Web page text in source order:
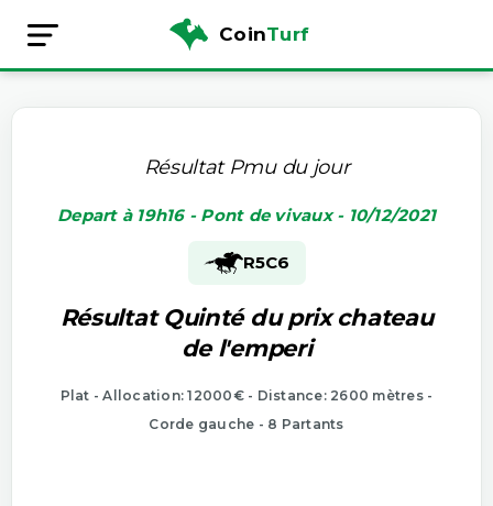
CoinTurf
Résultat Pmu du jour
Depart à 19h16 - Pont de vivaux - 10/12/2021
R5C6
Résultat Quinté du prix chateau
de l'emperi
Plat - Allocation: 12000€ - Distance: 2600 mètres -
Corde gauche - 8 Partants